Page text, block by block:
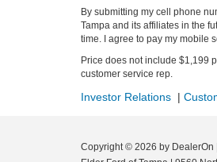
By submitting my cell phone
Tampa and its affiliates in the
time. I agree to pay my mobile
Price does not include $1,199
customer service rep.
Investor Relations |
Copyright © 2026 by DealerOn